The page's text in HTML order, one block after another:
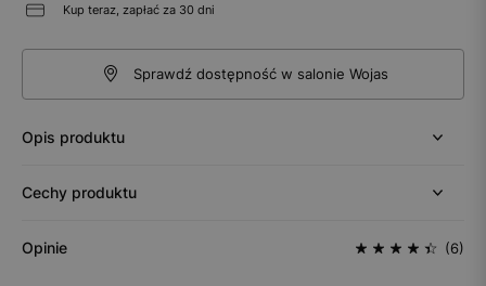
Kup teraz, zapłać za 30 dni
Sprawdź dostępność w salonie Wojas
Opis produktu
Cechy produktu
Opinie (6)